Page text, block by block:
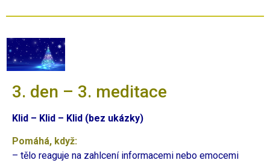
3. den – 3. meditace
Klid – Klid – Klid (bez ukázky)
Pomáhá, když:
– tělo reaguje na zahlcení informacemi nebo emocemi